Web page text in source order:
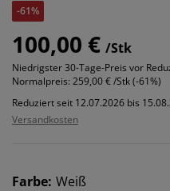
-61%
100,00 € /Stk
Niedrigster 30-Tage-Preis vor
Normalpreis: 259,00 € /Stk (-61%)
Reduziert seit 12.07.2026 bis
Versandkosten
Farbe: Weiß